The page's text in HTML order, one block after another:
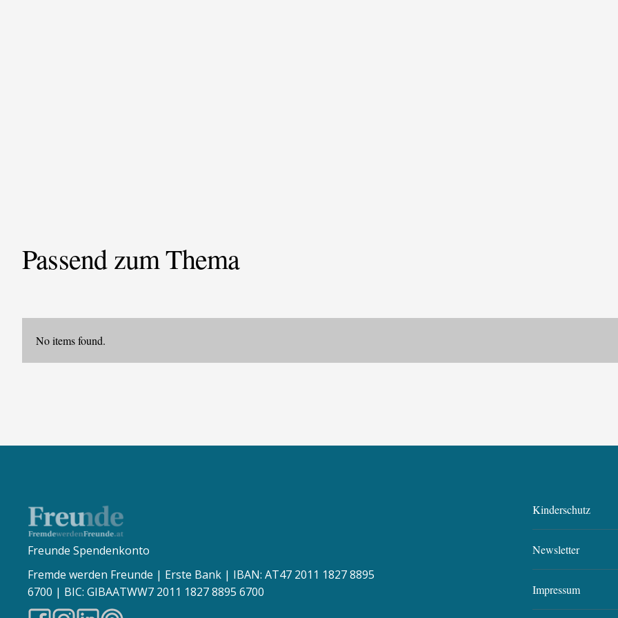
Passend zum Thema
No items found.
Freunde Spendenkonto
Fremde werden Freunde | Erste Bank | IBAN: AT47 2011 1827 8895
6700 | BIC: GIBAATWW7 2011 1827 8895 6700
Kinderschutz
Newsletter
Impressum